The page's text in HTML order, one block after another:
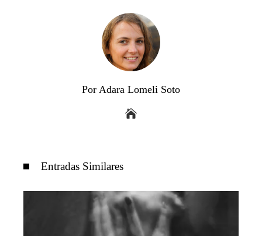
Por Adara Lomeli Soto
Entradas Similares